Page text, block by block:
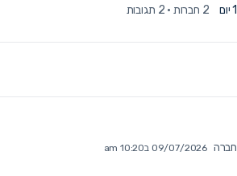
2 חברות · 2 תגובות
חברה 09/07/2026 ב10:20 am